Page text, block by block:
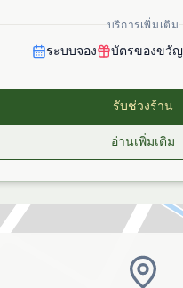
บริการเพิ่มเติม
ระบบจอง บัตรของขวัญ
รับช่วงร้าน
อ่านเพิ่มเติม